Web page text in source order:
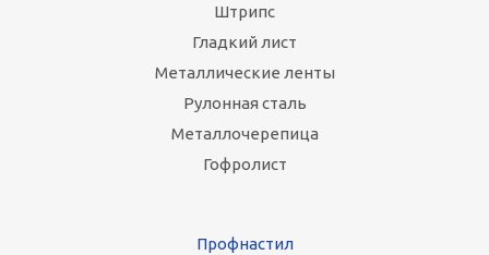
Штрипс
Гладкий лист
Металлические ленты
Рулонная сталь
Металлочерепица
Гофролист
Профнастил